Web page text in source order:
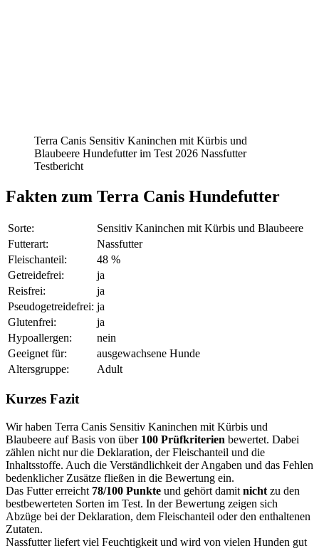
Terra Canis Sensitiv Kaninchen mit Kürbis und
Blaubeere Hundefutter im Test 2026 Nassfutter
Testbericht
Fakten zum Terra Canis Hundefutter
Sorte:
Sensitiv Kaninchen mit Kürbis und Blaubeere
Futterart:
Nassfutter
Fleischanteil:
48 %
Getreidefrei:
ja
Reisfrei:
ja
Pseudogetreidefrei: ja
Glutenfrei:
ja
Hypoallergen:
nein
Geeignet für:
ausgewachsene Hunde
Altersgruppe:
Adult
Kurzes Fazit
Wir haben Terra Canis Sensitiv Kaninchen mit Kürbis und
Blaubeere auf Basis von über 100 Prüfkriterien bewertet. Dabei
zählen nicht nur die Deklaration, der Fleischanteil und die
Inhaltsstoffe. Auch die Verständlichkeit der Angaben und das Fehlen
bedenklicher Zusätze fließen in die Bewertung ein.
Das Futter erreicht 78/100 Punkte und gehört damit nicht zu den
bestbewerteten Sorten im Test. In der Bewertung zeigen sich
Abzüge bei der Deklaration, dem Fleischanteil oder den enthaltenen
Zutaten.
Nassfutter liefert viel Feuchtigkeit und wird von vielen Hunden gut